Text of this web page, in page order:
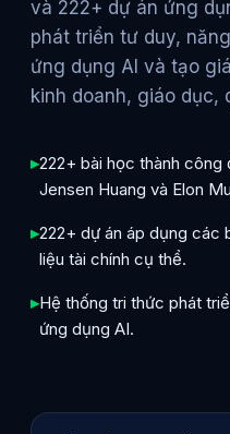
và 222+ dự án ứng
phát triển tư duy,
ứng dụng AI và tạo
kinh doanh, giáo dục,
222+ bài học thành
Jensen Huang và Elon
222+ dự án áp dụng các
liệu tài chính cụ thể.
Hệ thống tri thức phát
ứng dụng AI.